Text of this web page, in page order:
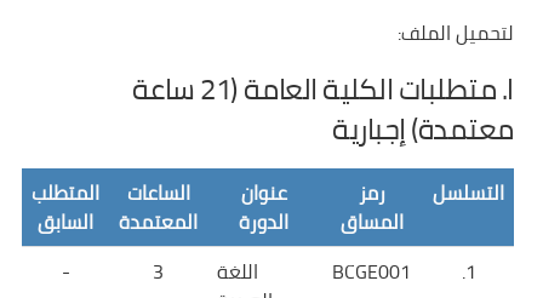
لتحميل الملف:
I. متطلبات الكلية العامة (21 ساعة
معتمدة) إجبارية
التسلسل
رمز
المساق
عنوان
الدورة
الساعات
المعتمدة
المتطلب
السابق
1.
BCGE001
اللغة
3
-